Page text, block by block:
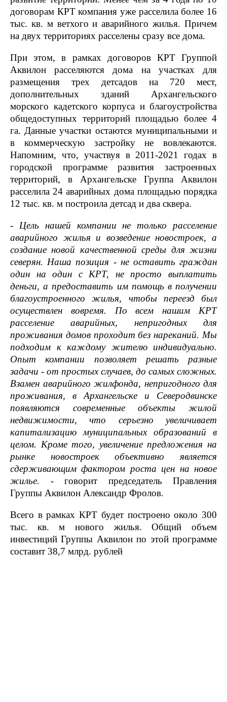
договорам КРТ компания уже расселила более 16
тыс. кв. м ветхого и аварийного жилья. Причем
на двух территориях расселены сразу все дома.
При этом, в рамках договоров КРТ Группой
Аквилон расселяются дома на участках для
размещения трех детсадов на 720 мест,
дополнительных зданий Архангельского
морского кадетского корпуса и благоустройства
общедоступных территорий площадью более 4
га. Данные участки остаются муниципальными и
в коммерческую застройку не вовлекаются.
Напомним, что, участвуя в 2011-2021 годах в
городской программе развития застроенных
территорий, в Архангельске Группа Аквилон
расселила 24 аварийных дома площадью порядка
12 тыс. кв. м построила детсад и два сквера.
- Цель нашей компании не только расселение
аварийного жилья и возведение новостроек, а
создание новой качественной среды для жизни
северян. Наша позиция - не оставить граждан
один на один с КРТ, не просто выплатить
деньги, а предоставить им помощь в получении
благоустроенного жилья, чтобы переезд был
осуществлен вовремя. По всем нашим КРТ
расселение аварийных, непригодных для
проживания домов проходит без нареканий. Мы
подходим к каждому жителю индивидуально.
Опыт компании позволяет решать разные
задачи - от простых случаев, до самых сложных.
Взамен аварийного жилфонда, непригодного для
проживания, в Архангельске и Северодвинске
появляются современные объекты жилой
недвижимости, что серьезно увеличивает
капитализацию муниципальных образований в
целом. Кроме того, увеличение предложения на
рынке новостроек объективно является
сдерживающим фактором роста цен на новое
жилье. - говорит председатель Правления
Группы Аквилон Александр Фролов.
Всего в рамках КРТ будет построено около 300
тыс. кв. м нового жилья. Общий объем
инвестиций Группы Аквилон по этой программе
составит 38,7 млрд. рублей